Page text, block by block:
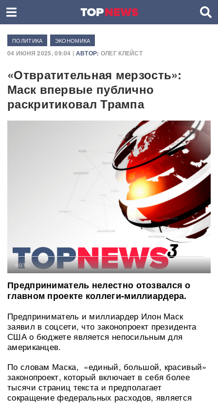
ПОЛИТИКА ЭКОНОМИКА
04 ИЮНЯ 2025, 09:04 | АВТОР: ОЛЕГ КЛЕЙСТ
«Отвратительная мерзость»:
Маск впервые публично
раскритиковал Трампа
ФОТО:
Предприниматель нелестно отозвался о
главном проекте коллеги-миллиардера.
Предприниматель и миллиардер Илон Маск
заявил в соцсети, что законопроект президента
США о бюджете является непосильным для
американцев.
По словам Маска, «единый, большой, красивый»
законопроект, который включает в себя более
тысячи страниц текста и предполагает
сокращение федеральных расходов, является